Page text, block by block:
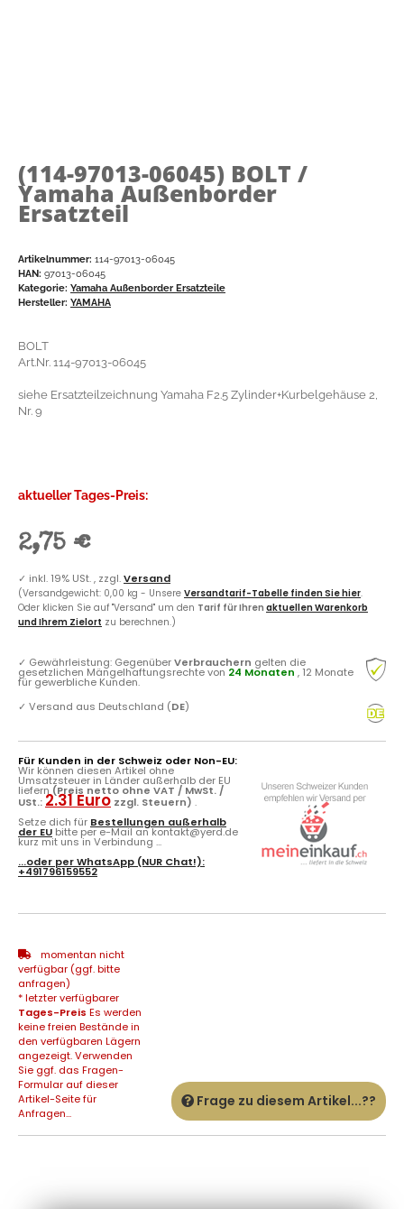
(114-97013-06045) BOLT /
Yamaha Außenborder
Ersatzteil
Artikelnummer: 114-97013-06045
HAN: 97013-06045
Kategorie: Yamaha Außenborder Ersatzteile
Hersteller: YAMAHA
BOLT
Art.Nr. 114-97013-06045
siehe Ersatzteilzeichnung Yamaha F2.5 Zylinder+Kurbelgehäuse 2,
Nr. 9
aktueller Tages-Preis:
2,75 €
✓ inkl. 19% USt. , zzgl.Versand
(Versandgewicht: 0,00 kg - Unsere Versandtarif-Tabelle finden Sie hier.
Oder klicken Sie auf "Versand" um den Tarif für Ihren aktuellen Warenkorb
und Ihrem Zielort zu berechnen.)
✓ Gewährleistung: GegenüberVerbrauchern gelten die
gesetzlichen Mängelhaftungsrechte von 24 Monaten , 12 Monate
für gewerbliche Kunden.
✓ Versand aus Deutschland (DE)
Für Kunden in der Schweiz oder Non-EU:
Wir können diesen Artikel ohne
Umsatzsteuer in Länder außerhalb der EU
liefern (Preis netto ohne VAT / MwSt. /
USt.: 2.31 Euro zzgl. Steuern) .
Setze dich für Bestellungen außerhalb
der EU bitte per e-Mail an kontakt@yerd.de
kurz mit uns in Verbindung ...
...oder perWhatsApp (NUR Chat!):
+491796159552
momentan nicht
verfügbar (ggf. bitte
anfragen)
* letzter verfügbarer
Tages-Preis Es werden
keine freien Bestände in
den verfügbaren Lägern
angezeigt. Verwenden
Sie ggf. das Fragen-
Formular auf dieser
Artikel-Seite für
Anfragen...
Frage zu diesem Artikel...??